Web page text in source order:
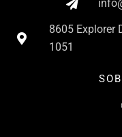
8605 Explorer
1051